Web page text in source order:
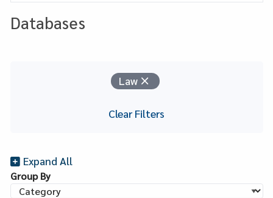
Databases
Your Filters
Remove
Law
Clear Filters
Expand All
Group By